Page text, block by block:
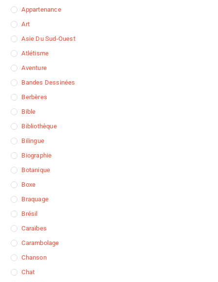
Appartenance
Art
Asie Du Sud-Ouest
Atlétisme
Aventure
Bandes Dessinées
Berbères
Bible
Bibliothèque
Bilingue
Biographie
Botanique
Boxe
Braquage
Brésil
Caraïbes
Carambolage
Chanson
Chat